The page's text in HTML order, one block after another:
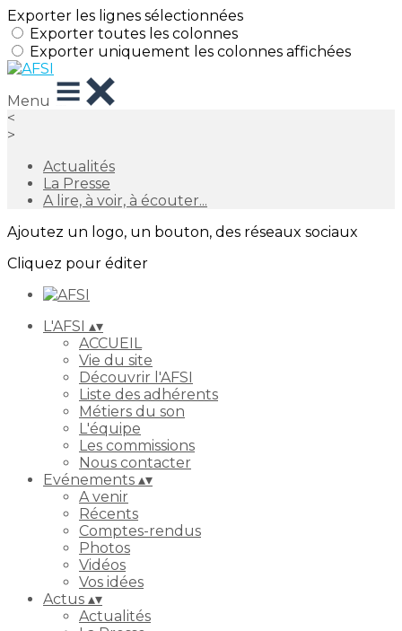
Exporter les lignes sélectionnées
Exporter toutes les colonnes
Exporter uniquement les colonnes affichées
Menu
<
>
Actualités
La Presse
A lire, à voir, à écouter...
Ajoutez un logo, un bouton, des réseaux sociaux
Cliquez pour éditer
L'AFSI ▴▾
ACCUEIL
Vie du site
Découvrir l'AFSI
Liste des adhérents
Métiers du son
L'équipe
Les commissions
Nous contacter
Evénements ▴▾
A venir
Récents
Comptes-rendus
Photos
Vidéos
Vos idées
Actus ▴▾
Actualités